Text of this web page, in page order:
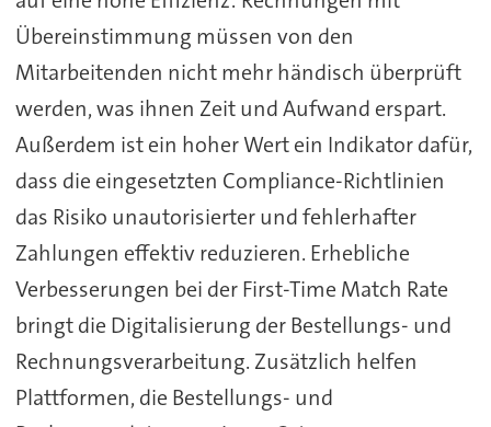
Übereinstimmung müssen von den
Mitarbeitenden nicht mehr händisch überprüft
werden, was ihnen Zeit und Aufwand erspart.
Außerdem ist ein hoher Wert ein Indikator dafür,
dass die eingesetzten Compliance-Richtlinien
das Risiko unautorisierter und fehlerhafter
Zahlungen effektiv reduzieren. Erhebliche
Verbesserungen bei der First-Time Match Rate
bringt die Digitalisierung der Bestellungs- und
Rechnungsverarbeitung. Zusätzlich helfen
Plattformen, die Bestellungs- und